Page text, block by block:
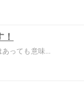
あっても意味...